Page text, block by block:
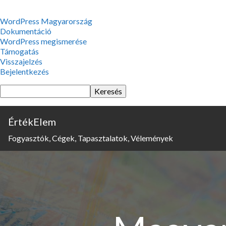
WordPress,
a
csodás
WordPress Magyarország
Dokumentáció
WordPress megismerése
Támogatás
Visszajelzés
Bejelentkezés
Keresés
ÉrtékElem
Fogyasztók, Cégek, Tapasztalatok, Vélemények